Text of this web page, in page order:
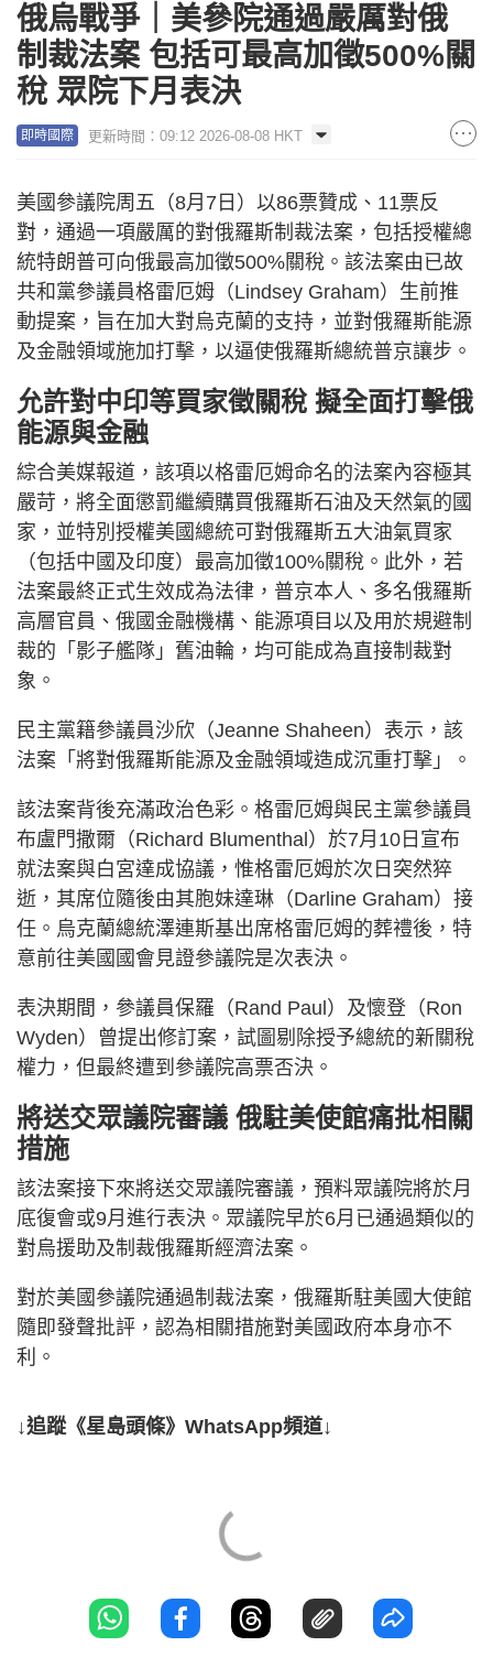
俄烏戰爭｜美參院通過嚴厲對俄
制裁法案 包括可最高加徵500%關
稅 眾院下月表決
即時國際 更新時間：09:12 2026-08-08 HKT
美國參議院周五（8月7日）以86票贊成、11票反
對，通過一項嚴厲的對俄羅斯制裁法案，包括授權總
統特朗普可向俄最高加徵500%關稅。該法案由已故
共和黨參議員格雷厄姆（Lindsey Graham）生前推
動提案，旨在加大對烏克蘭的支持，並對俄羅斯能源
及金融領域施加打擊，以逼使俄羅斯總統普京讓步。
允許對中印等買家徵關稅 擬全面打擊俄
能源與金融
綜合美媒報道，該項以格雷厄姆命名的法案內容極其
嚴苛，將全面懲罰繼續購買俄羅斯石油及天然氣的國
家，並特別授權美國總統可對俄羅斯五大油氣買家
（包括中國及印度）最高加徵100%關稅。此外，若
法案最終正式生效成為法律，普京本人、多名俄羅斯
高層官員、俄國金融機構、能源項目以及用於規避制
裁的「影子艦隊」舊油輪，均可能成為直接制裁對
象。
民主黨籍參議員沙欣（Jeanne Shaheen）表示，該
法案「將對俄羅斯能源及金融領域造成沉重打擊」。
該法案背後充滿政治色彩。格雷厄姆與民主黨參議員
布盧門撒爾（Richard Blumenthal）於7月10日宣布
就法案與白宮達成協議，惟格雷厄姆於次日突然猝
逝，其席位隨後由其胞妹達琳（Darline Graham）接
任。烏克蘭總統澤連斯基出席格雷厄姆的葬禮後，特
意前往美國國會見證參議院是次表決。
表決期間，參議員保羅（Rand Paul）及懷登（Ron
Wyden）曾提出修訂案，試圖剔除授予總統的新關稅
權力，但最終遭到參議院高票否決。
將送交眾議院審議 俄駐美使館痛批相關
措施
該法案接下來將送交眾議院審議，預料眾議院將於月
底復會或9月進行表決。眾議院早於6月已通過類似的
對烏援助及制裁俄羅斯經濟法案。
對於美國參議院通過制裁法案，俄羅斯駐美國大使館
隨即發聲批評，認為相關措施對美國政府本身亦不
利。
↓追蹤《星島頭條》WhatsApp頻道↓